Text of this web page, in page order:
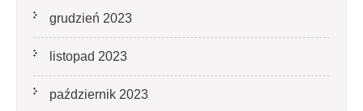
grudzień 2023
listopad 2023
październik 2023